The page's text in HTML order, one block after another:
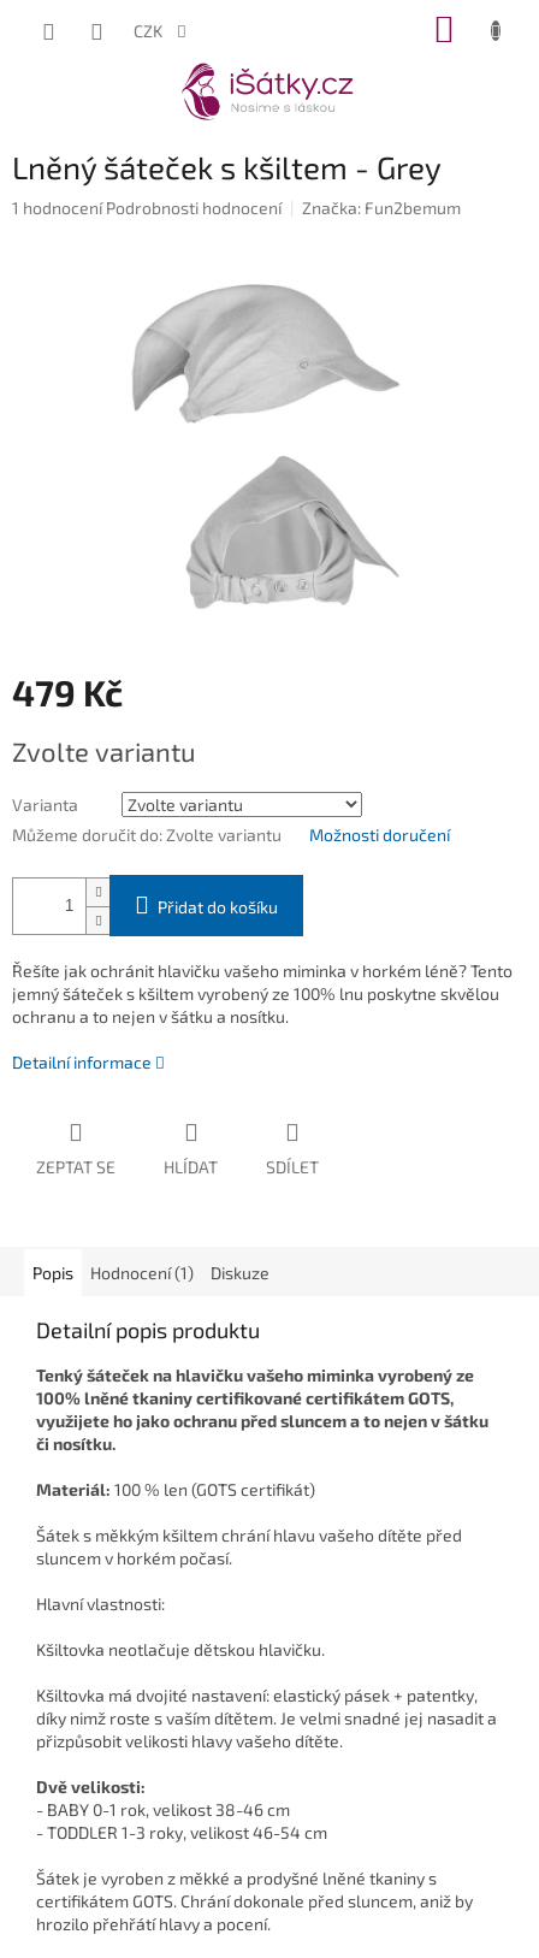
CZK
Lněný šáteček s kšiltem - Grey
Průměrné
1 hodnocení Podrobnosti hodnocení Značka: Fun2bemum
479 Kč
cena:
Zvolte variantu
Varianta
Můžeme doručit do: Zvolte variantu Možnosti doručení
Přidat do košíku
Řešíte jak ochránit hlavičku vašeho miminka v horkém léně? Tento
jemný šáteček s kšiltem vyrobený ze 100% lnu poskytne skvělou
ochranu a to nejen v šátku a nosítku.
Detailní informace
ZEPTAT SE HLÍDAT SDÍLET
Popis Hodnocení (1) Diskuze
Detailní popis produktu
Tenký šáteček na hlavičku vašeho miminka vyrobený ze
100% lněné tkaniny certifikované certifikátem GOTS,
využijete ho jako ochranu před sluncem a to nejen v šátku
či nosítku.
Materiál: 100 % len (GOTS certifikát)
Šátek s měkkým kšiltem chrání hlavu vašeho dítěte před
sluncem v horkém počasí.
Hlavní vlastnosti:
Kšiltovka neotlačuje dětskou hlavičku.
Kšiltovka má dvojité nastavení: elastický pásek + patentky,
díky nimž roste s vaším dítětem. Je velmi snadné jej nasadit a
přizpůsobit velikosti hlavy vašeho dítěte.
Dvě velikosti:
- BABY 0-1 rok, velikost 38-46 cm
- TODDLER 1-3 roky, velikost 46-54 cm
Šátek je vyroben z měkké a prodyšné lněné tkaniny s
certifikátem GOTS. Chrání dokonale před sluncem, aniž by
hrozilo přehřátí hlavy a pocení.